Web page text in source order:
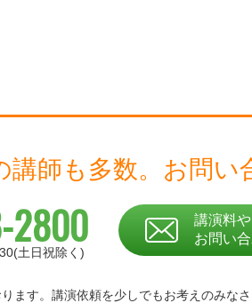
師も多数。 お問い
2800
土日祝除く)
講演料
お問い
ます。 講演依頼を少しでもお考えのみなさ